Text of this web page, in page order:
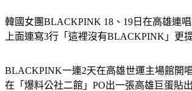
韓國女團BLACKPINK 18、19日在高雄連
上面連寫3行「這裡沒有BLACKPINK」更
BLACKPINK一連2天在高雄世運主場館開
在「爆料公社二館」PO出一張高雄巨蛋